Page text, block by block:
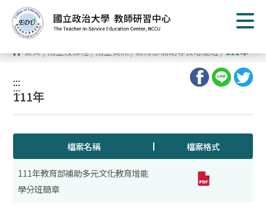
到
主
要
容 首頁/招生及課程/招生資訊/教育部補助專長增能班/111年
:::
:::
111年
檔案名稱 檔案格式
111年教育部補助多元文化教育增能
學分班簡章